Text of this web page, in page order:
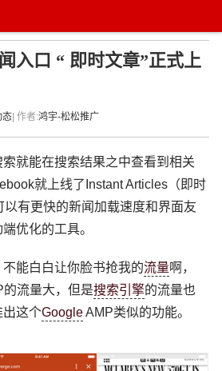
入口 “ 即时文章”正式上
态 | 作者:鸿宇-松松推广
索就能在搜索结果之中查看到相关
就上线了Instant Articles（即时
以有更快的新闻加载速度和界面友
优化的工具。
能白白让你脸书抢我的流量啊，
流量大，但是搜索引擎的流量也
出这个GoogleAMP类似的功能。